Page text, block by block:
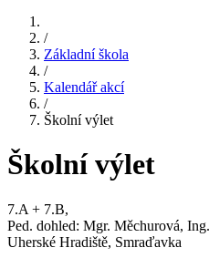
/
Základní škola
/
Kalendář akcí
/
Školní výlet
Školní výlet
7.A + 7.B,
Ped. dohled: Mgr. Měchurová,
Uherské Hradiště, Smraďavka